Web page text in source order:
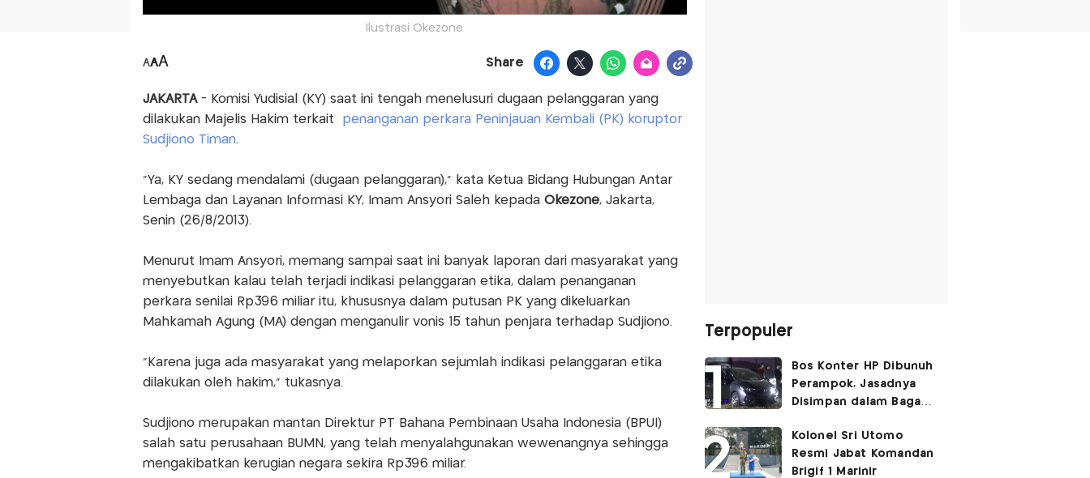
Ilustrasi Okezone
AAA Share
JAKARTA- Komisi Yudisial (KY) saat ini tengah menelusuri dugaan pelanggaran yang
dilakukan Majelis Hakim terkait penanganan perkara Peninjauan Kembali (PK) koruptor
Sudjiono Timan.
"Ya, KY sedang mendalami (dugaan pelanggaran)," kata Ketua Bidang Hubungan Antar
Lembaga dan Layanan Informasi KY, Imam Ansyori Saleh kepada Okezone, Jakarta,
Senin (26/8/2013).
Menurut Imam Ansyori, memang sampai saat ini banyak laporan dari masyarakat yang
menyebutkan kalau telah terjadi indikasi pelanggaran etika, dalam penanganan
perkara senilai Rp396 miliar itu, khususnya dalam putusan PK yang dikeluarkan
Mahkamah Agung (MA) dengan menganulir vonis 15 tahun penjara terhadap Sudjiono.
"Karena juga ada masyarakat yang melaporkan sejumlah indikasi pelanggaran etika
dilakukan oleh hakim," tukasnya.
Sudjiono merupakan mantan Direktur PT Bahana Pembinaan Usaha Indonesia (BPUI)
salah satu perusahaan BUMN, yang telah menyalahgunakan wewenangnya sehingga
mengakibatkan kerugian negara sekira Rp396 miliar.
Terpopuler
Bos Konter HP Dibunuh
Perampok, Jasadnya
Disimpan dalam Bagasi
Kolonel Sri Utomo
Resmi Jabat Komandan
Brigif 1 Marinir